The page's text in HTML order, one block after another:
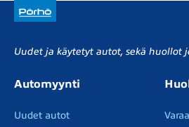
Uudet ja käytetyt autot, sekä huollot
Automyynti
Uudet autot